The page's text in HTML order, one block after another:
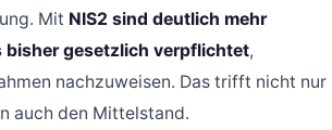
Mit NIS2 sind deutlich mehr
bisher gesetzlich verpflichtet,
nachzuweisen. Das trifft nicht nur
auch den Mittelstand.